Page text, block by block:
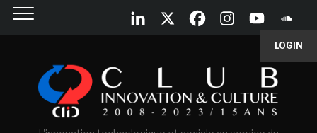
LOGIN